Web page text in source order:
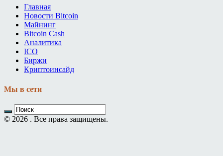
Главная
Новости Bitcoin
Майнинг
Bitcoin Cash
Аналитика
ICO
Биржи
Криптоинсайд
Мы в сети
© 2026 . Все права защищены.